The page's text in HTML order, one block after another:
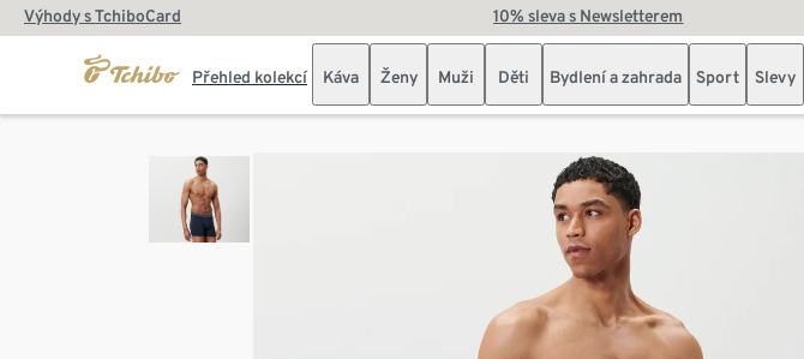
Výhody s TchiboCard 10% sleva s Newsletterem
Přehled kolekcí Káva Ženy Muži Děti Bydlení a zahrada Sport Slevy